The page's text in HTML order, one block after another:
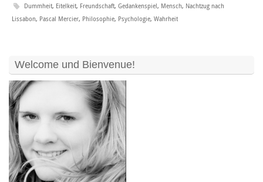
Dummheit, Eitelkeit, Freundschaft,Gedankenspiel, Mensch, Nachtzug nach
Lissabon, Pascal Mercier, Philosophie, Psychologie, Wahrheit
Welcome und Bienvenue!